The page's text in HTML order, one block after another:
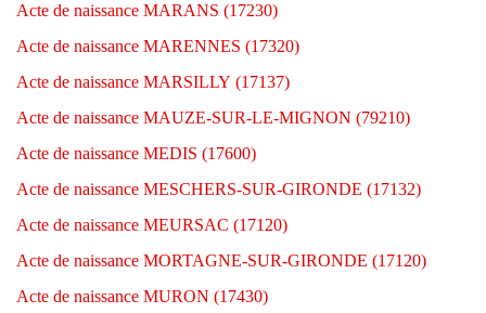
Acte de naissance MARANS (17230)
Acte de naissance MARENNES (17320)
Acte de naissance MARSILLY (17137)
Acte de naissance MAUZE-SUR-LE-MIGNON (79210)
Acte de naissance MEDIS (17600)
Acte de naissance MESCHERS-SUR-GIRONDE (17132)
Acte de naissance MEURSAC (17120)
Acte de naissance MORTAGNE-SUR-GIRONDE (17120)
Acte de naissance MURON (17430)